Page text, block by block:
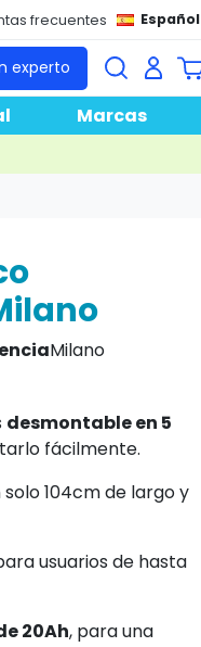
frecuentes Español
experto
Marcas
Milano
desmontable en 5
fácilmente.
solo 104cm de largo y
usuarios de hasta
20Ah, para una